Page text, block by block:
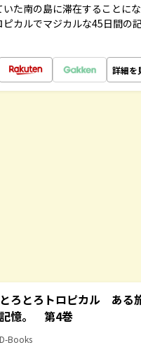
た南の島に滞在することに
カルでマジカルな45日間の
詳細を
とろとろトロピカル ある
記憶。 第4巻
D-Books